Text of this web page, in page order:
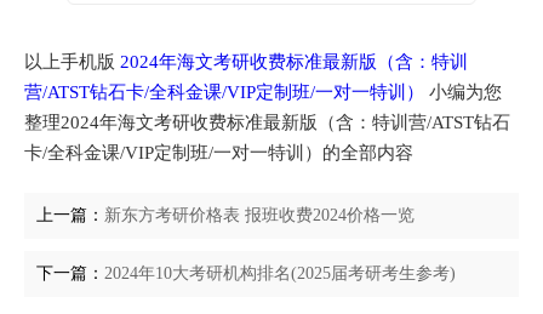
以上手机版 2024年海文考研收费标准最新版（含：特训
营/ATST钻石卡/全科金课/VIP定制班/一对一特训）
小编为您
整理2024年海文考研收费标准最新版（含：特训营/ATST钻石
卡/全科金课/VIP定制班/一对一特训）的全部内容
上一篇： 新东方考研价格表 报班收费2024价格一览
下一篇： 2024年10大考研机构排名(2025届考研考生参考)